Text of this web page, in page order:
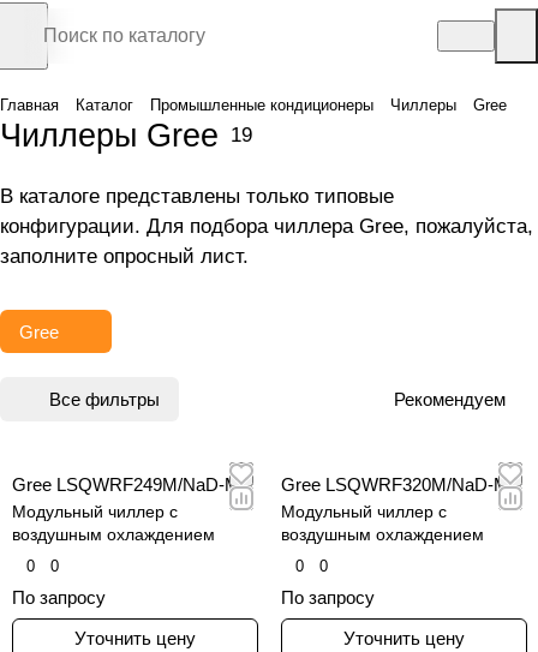
Главная Каталог Промышленные кондиционеры Чиллеры Gree
Чиллеры Gree 19
В каталоге представлены только типовые
конфигурации. Для подбора чиллера Gree, пожалуйста,
заполните опросный лист.
Gree
Все фильтры Рекомендуем
Gree LSQWRF249M/NaD-M
Модульный чиллер c
воздушным охлаждением
0 0
По запросу
Уточнить цену
Gree LSQWRF320M/NaD-M
Модульный чиллер c
воздушным охлаждением
0 0
По запросу
Уточнить цену